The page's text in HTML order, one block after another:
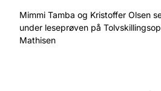
Mimmi Tamba og Kristoffer Olsen
under leseprøven på
Mathisen